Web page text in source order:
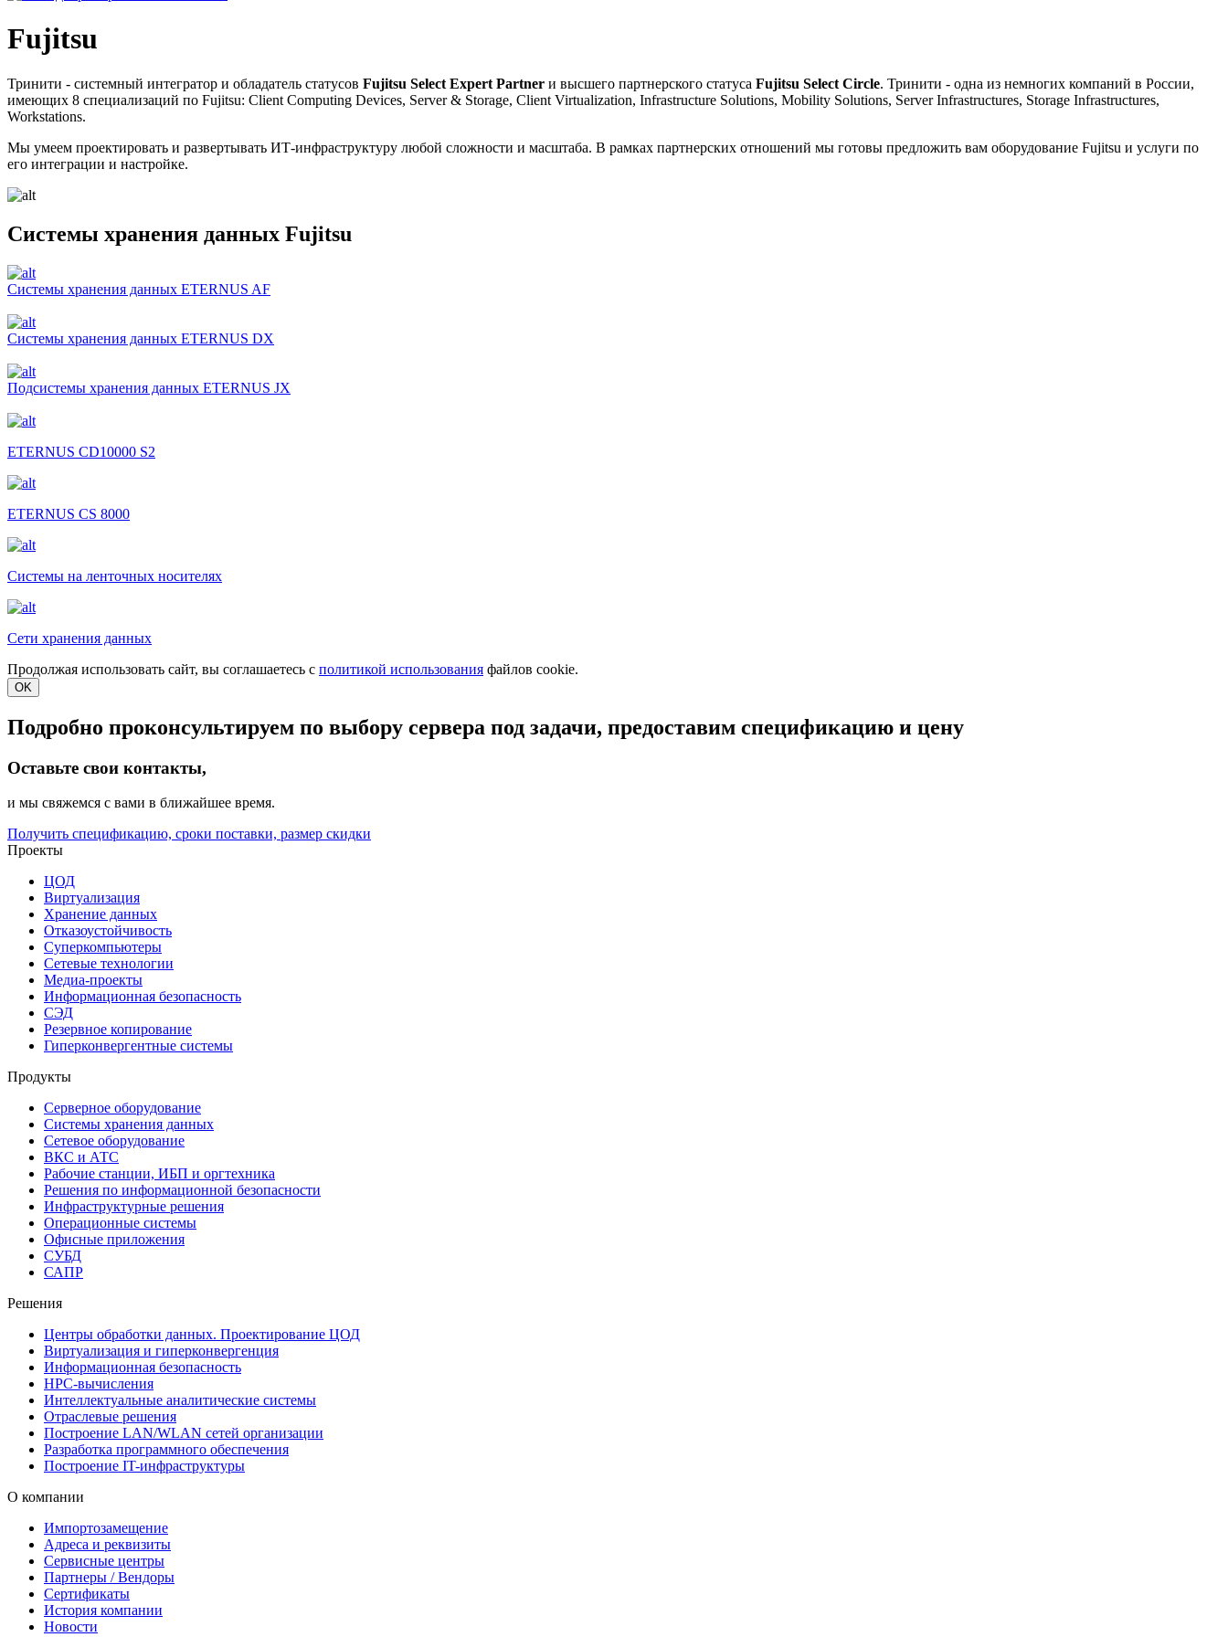
Fujitsu
Тринити - системный интегратор и обладатель статусов Fujitsu Select Expert Partner и высшего партнерского статуса Fujitsu Select Circle. Тринити - одна из немногих компаний в России,
имеющих 8 специализаций по Fujitsu: Client Computing Devices, Server & Storage, Client Virtualization, Infrastructure Solutions, Mobility Solutions, Server Infrastructures, Storage Infrastructures,
Workstations.
Мы умеем проектировать и развертывать ИТ-инфраструктуру любой сложности и масштаба. В рамках партнерских отношений мы готовы предложить вам оборудование Fujitsu и услуги по
его интеграции и настройке.
Системы хранения данных Fujitsu
Системы хранения данных ETERNUS AF
Системы хранения данных ETERNUS DX
Подсистемы хранения данных ETERNUS JX
ETERNUS CD10000 S2
ETERNUS CS 8000
Системы на ленточных носителях
Сети хранения данных
Продолжая использовать сайт, вы соглашаетесь с политикой использования файлов cookie.
OK
Подробно проконсультируем по выбору сервера под задачи, предоставим спецификацию и цену
Оставьте свои контакты,
и мы свяжемся с вами в ближайшее время.
Получить спецификацию, сроки поставки, размер скидки
Проекты
ЦОД
Виртуализация
Хранение данных
Отказоустойчивость
Суперкомпьютеры
Сетевые технологии
Медиа-проекты
Информационная безопасность
СЭД
Резервное копирование
Гиперконвергентные системы
Продукты
Серверное оборудование
Системы хранения данных
Сетевое оборудование
ВКС и АТС
Рабочие станции, ИБП и оргтехника
Решения по информационной безопасности
Инфраструктурные решения
Операционные системы
Офисные приложения
СУБД
САПР
Решения
Центры обработки данных. Проектирование ЦОД
Виртуализация и гиперконвергенция
Информационная безопасность
HPC-вычисления
Интеллектуальные аналитические системы
Отраслевые решения
Построение LAN/WLAN сетей организации
Разработка программного обеспечения
Построение IT-инфраструктуры
О компании
Импортозамещение
Адреса и реквизиты
Сервисные центры
Партнеры / Вендоры
Сертификаты
История компании
Новости